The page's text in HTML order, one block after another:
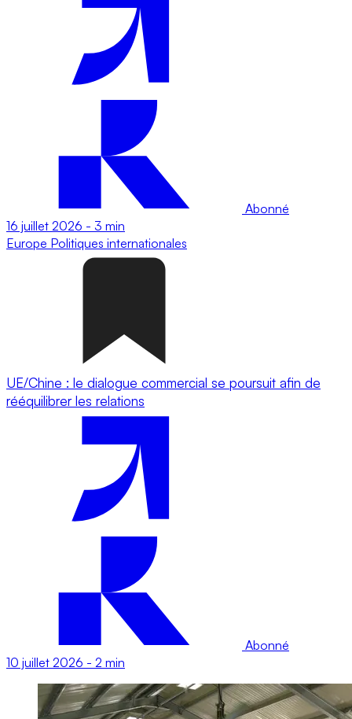
Abonné
16 juillet 2026 - 3 min
Europe Politiques internationales
UE/Chine : le dialogue commercial se poursuit afin de
rééquilibrer les relations
Abonné
10 juillet 2026 - 2 min